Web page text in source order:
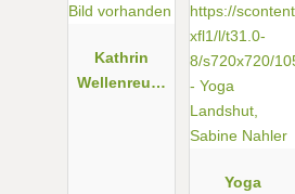
Kathrin
Wellenreuth
Yoga